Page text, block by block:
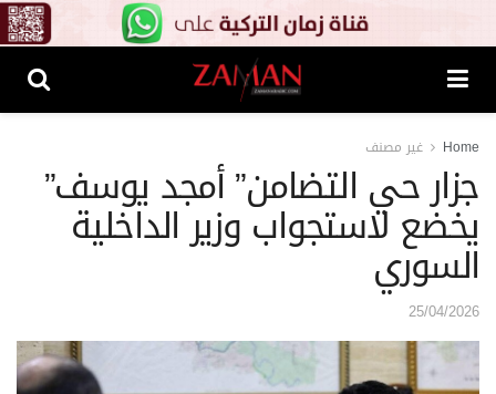
Home غير مصنف
جزار حي التضامن” أمجد يوسف”
يخضع لاستجواب وزير الداخلية
السوري
25/04/2026